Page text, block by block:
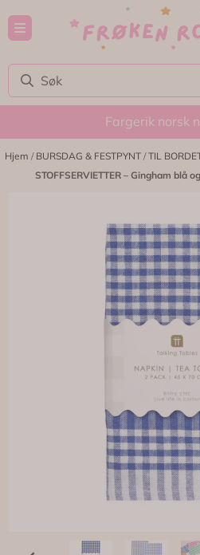
Hopp til innhold
Fargerik norsk
Hjem / BURSDAG & FESTPYNT /TIL
STOFFSERVIETTER – Gingham blå